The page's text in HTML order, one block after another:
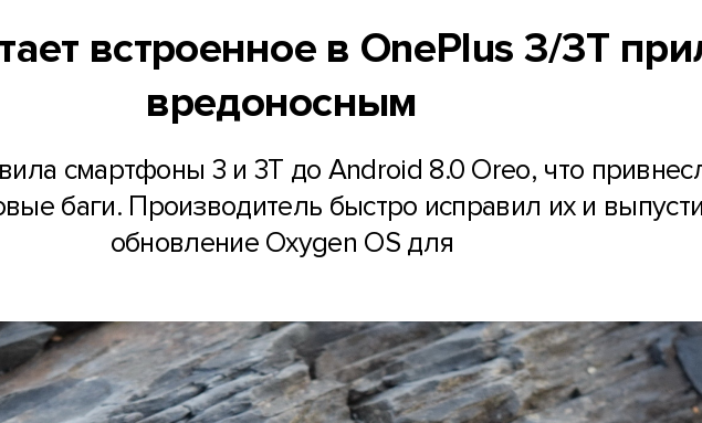
встроенное в OnePlus 3/3T
вредоносным
смартфоны 3 и 3T до Android 8.0 Oreo, что
баги. Производитель быстро исправил их и
обновление Oxygen OS для